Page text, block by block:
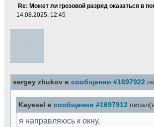
Re: Может ли грозовой разряд оказаться в
14.08.2025, 12:45
sergey zhukov в сообщении #1697922
Kayesel в сообщении #1697912
я направляюсь к окну,